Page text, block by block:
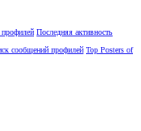
Последняя активность
сообщений профилей Top Posters of